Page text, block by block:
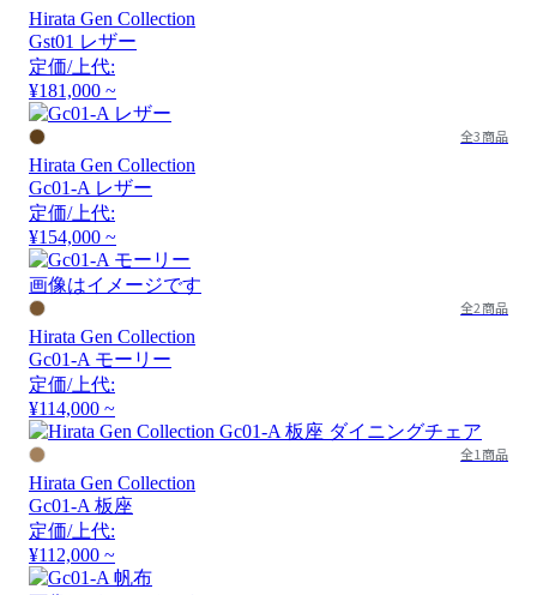
Hirata Gen Collection
Gst01 レザー
定価/上代:
¥181,000 ~
全3商品
Hirata Gen Collection
Gc01-A レザー
定価/上代:
¥154,000 ~
画像はイメージです
全2商品
Hirata Gen Collection
Gc01-A モーリー
定価/上代:
¥114,000 ~
全1商品
Hirata Gen Collection
Gc01-A 板座
定価/上代:
¥112,000 ~